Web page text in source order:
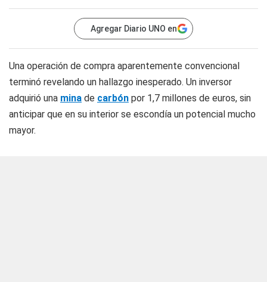
Agregar Diario UNO en
Una operación de compra aparentemente convencional
terminó revelando un hallazgo inesperado. Un inversor
adquirió una mina de carbón por 1,7 millones de euros, sin
anticipar que en su interior se escondía un potencial mucho
mayor.